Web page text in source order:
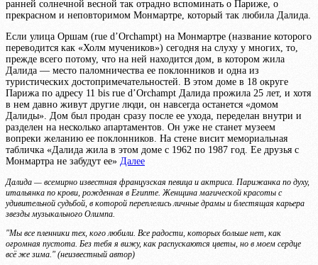
ранней солнечной весной так отрадно вспоминать о Париже, о
прекрасном и неповторимом Монмартре, который так любила Далида.
Если улица Оршам (rue d’Orchampt) на Монмартре (название которого
переводится как «Холм мучеников») сегодня на слуху у многих, то,
прежде всего потому, что на ней находится дом, в котором жила
Далида — место паломничества ее поклонников и одна из
туристических достопримечательностей. В этом доме в 18 округе
Парижа по адресу 11 bis rue d’Orchampt Далида прожила 25 лет, и хотя
в нем давно живут другие люди, он навсегда останется «домом
Далиды». Дом был продан сразу после ее ухода, переделан внутри и
разделен на несколько апартаментов. Он уже не станет музеем
вопреки желанию ее поклонников. На стене висит мемориальная
табличка «Далида жила в этом доме с 1962 по 1987 год. Ее друзья с
Монмартра не забудут ее» Далее
Далида — всемирно известная французская певица и актриса. Парижанка по духу,
итальянка по крови, рожденная в Египте. Женщина магической красоты с
удивительной судьбой, в которой переплелись личные драмы и блестящая карьера
звезды музыкального Олимпа.
"Мы все пленники тех, кого любили. Все радости, которых больше нет, как
огромная пустота. Без тебя я вижу, как распускаются цветы, но в моем сердце
всё же зима." (неизвестный автор)